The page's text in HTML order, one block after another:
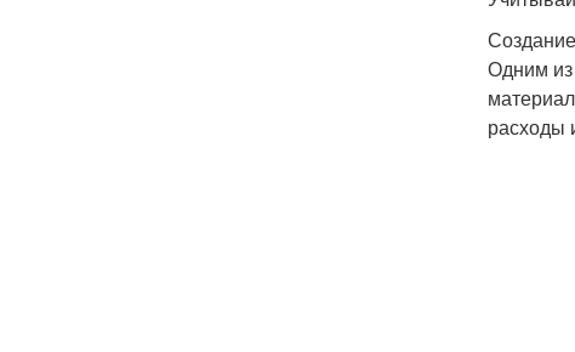
Одним из
расходы